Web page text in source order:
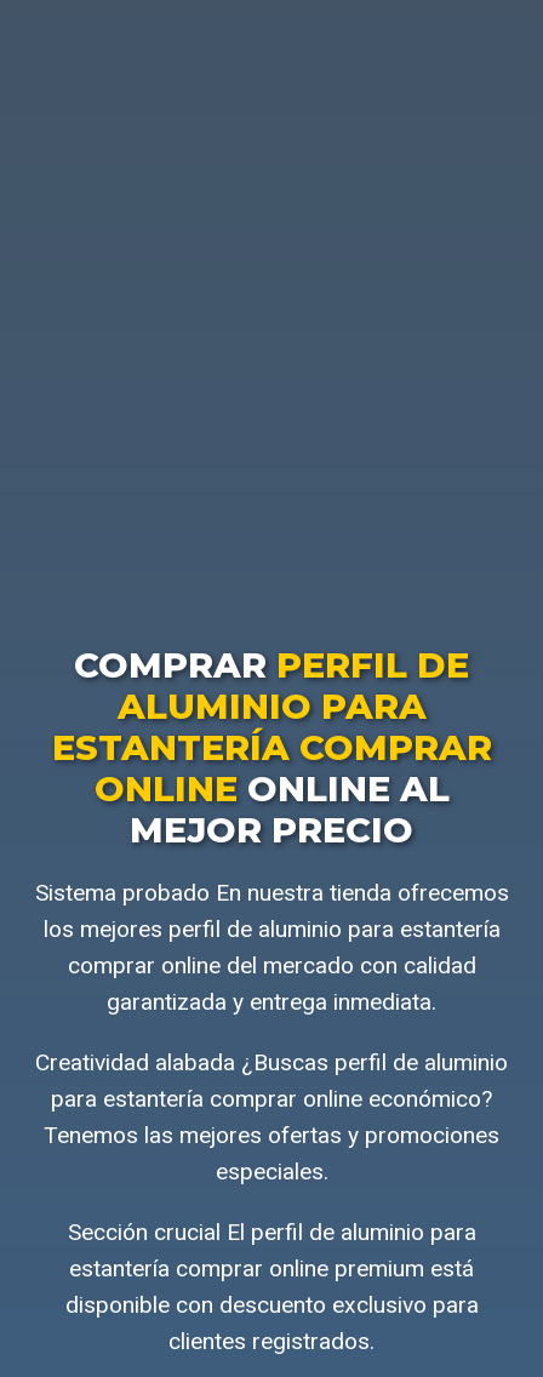
COMPRAR PERFIL DE
ALUMINIO PARA
ESTANTERÍA COMPRAR
ONLINEONLINE AL
MEJOR PRECIO
Sistema probado En nuestra tienda ofrecemos
los mejores perfil de aluminio para estantería
comprar online del mercado con calidad
garantizada y entrega inmediata.
Creatividad alabada ¿Buscas perfil de aluminio
para estantería comprar online económico?
Tenemos las mejores ofertas y promociones
especiales.
Sección crucial El perfil de aluminio para
estantería comprar online premium está
disponible con descuento exclusivo para
clientes registrados.